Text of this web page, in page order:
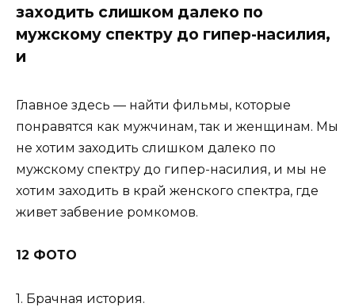
заходить слишком далеко по
мужскому спектру до гипер-насилия,
и
Главное здесь — найти фильмы, которые
понравятся как мужчинам, так и женщинам. Мы
не хотим заходить слишком далеко по
мужскому спектру до гипер-насилия, и мы не
хотим заходить в край женского спектра, где
живет забвение ромкомов.
12 ФОТО
1. Брачная история.